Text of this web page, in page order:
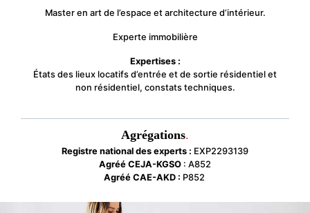
Master en art de l’espace et architecture d’intérieur.
Experte immobilière
Expertises :
États des lieux locatifs d’entrée et de sortie résidentiel et
non résidentiel, constats techniques.
Agrégations.
Registre national des experts : EXP2293139
Agréé CEJA-KGSO : A852
Agréé CAE-AKD : P852